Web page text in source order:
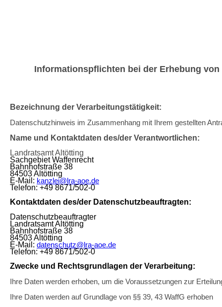
Informationspflichten bei der Erhebung
Bezeichnung der Verarbeitungstätigkeit:
Datenschutzhinweis im Zusammenhang mit Ihrem gestellten
Name und Kontaktdaten des/der Verantwortlichen:
Landratsamt Altötting
Sachgebiet Waffenrecht
Bahnhofstraße 38
84503 Altötting
E-Mail: kanzlei@lra-aoe.de
Telefon: +49 8671/502-0
Kontaktdaten des/der Datenschutzbeauftragten:
Datenschutzbeauftragter
Landratsamt Altötting
Bahnhofstraße 38
84503 Altötting
E-Mail: datenschutz@lra-aoe.de
Telefon: +49 8671/502-0
Zwecke und Rechtsgrundlagen der Verarbeitung:
Ihre Daten werden erhoben, um die Voraussetzungen zur
Ihre Daten werden auf Grundlage von §§ 39, 43 WaffG erhoben